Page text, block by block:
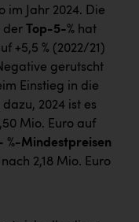
im Jahr 2024. Die
der Top-5-% hat
+5,5 % (2022/21)
gerutscht
Einstieg in die
dazu, 2024 ist es
Mio. Euro auf
%-Mindestpreisen
2,18 Mio. Euro